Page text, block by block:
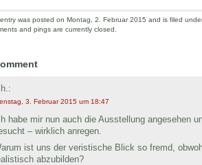
was posted on Montag, 2. Februar 2015 and is filed
and pings are currently closed.
3. Februar 2015 um 18:47
habe mir nun auch die Ausstellung angesehen
– wirklich anregen.
ist uns der veristische Blick so fremd,
abzubilden?